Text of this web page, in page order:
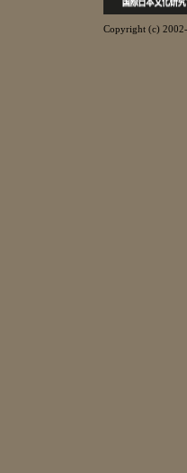
Copyright (c) 2002-